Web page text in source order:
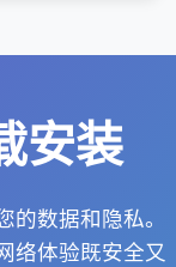
安装
数据和隐私。
络体验既安全又